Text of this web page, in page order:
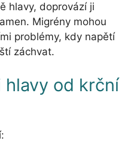
hlavy, doprovází ji
Migrény mohou
problémy, kdy napětí
záchvat.
hlavy od krční